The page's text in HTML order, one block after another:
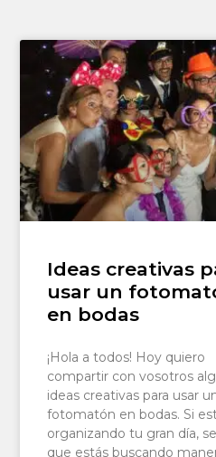
Ideas creativas
usar un
en bodas
¡Hola a todos! Hoy quiero
compartir con vosotros
ideas creativas para usar
fotomatón en bodas. Si
organizando tu gran día,
que estás buscando